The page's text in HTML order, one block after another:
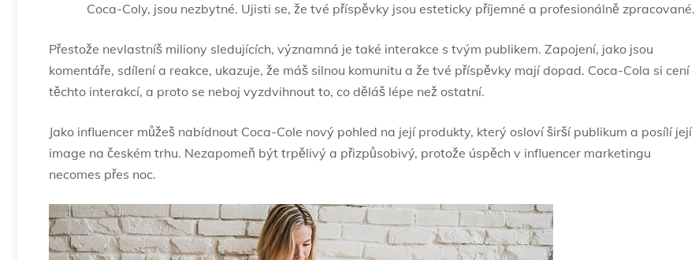
Coca-Coly, jsou nezbytné. Ujisti se, že tvé příspěvky jsou esteticky příjemné a profesionálně zpracované.
Přestože nevlastníš miliony sledujících, významná je také interakce s tvým publikem. Zapojení, jako jsou
komentáře, sdílení a reakce, ukazuje, že máš silnou komunitu a že tvé příspěvky mají dopad. Coca-Cola si cení
těchto interakcí, a proto se neboj vyzdvihnout to, co děláš lépe než ostatní.
Jako influencer můžeš nabídnout Coca-Cole nový pohled na její produkty, který osloví širší publikum a posílí její
image na českém trhu. Nezapomeň být trpělivý a přizpůsobivý, protože úspěch v influencer marketingu
necomes přes noc.